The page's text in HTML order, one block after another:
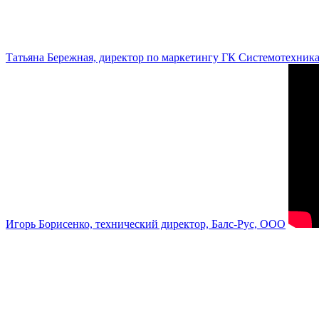
Татьяна Бережная, директор по маркетингу ГК Системотехника
Игорь Борисенко, технический директор, Балс-Рус, ООО